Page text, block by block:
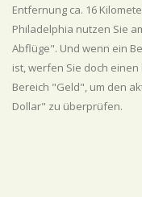
Entfernung ca. 16
Philadelphia nutzen Sie
Abflüge". Und wenn ein
ist, werfen Sie doch
Bereich "Geld", um den
Dollar" zu überprüfen.